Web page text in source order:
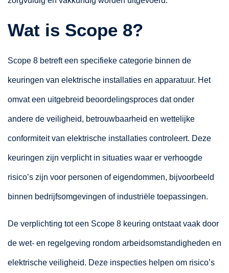
Wat is Scope 8?
Scope 8 betreft een specifieke categorie binnen de
keuringen van elektrische installaties en apparatuur. Het
omvat een uitgebreid beoordelingsproces dat onder
andere de veiligheid, betrouwbaarheid en wettelijke
conformiteit van elektrische installaties controleert. Deze
keuringen zijn verplicht in situaties waar er verhoogde
risico’s zijn voor personen of eigendommen, bijvoorbeeld
binnen bedrijfsomgevingen of industriële toepassingen.
De verplichting tot een Scope 8 keuring ontstaat vaak door
de wet- en regelgeving rondom arbeidsomstandigheden en
elektrische veiligheid. Deze inspecties helpen om risico’s